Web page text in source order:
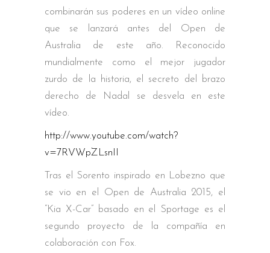
combinarán sus poderes en un vídeo online
que se lanzará antes del Open de
Australia de este año. Reconocido
mundialmente como el mejor jugador
zurdo de la historia, el secreto del brazo
derecho de Nadal se desvela en este
vídeo.
http://www.youtube.com/watch?
v=7RVWpZLsnII
Tras el Sorento inspirado en Lobezno que
se vio en el Open de Australia 2015, el
“Kia X-Car” basado en el Sportage es el
segundo proyecto de la compañía en
colaboración con Fox.